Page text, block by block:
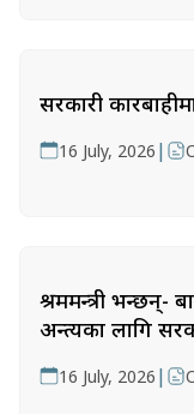
सरकारी
16 July, 2026 |
श्रममन्त्री भन्छन्-
अन्त्यका लागि
16 July, 2026 |